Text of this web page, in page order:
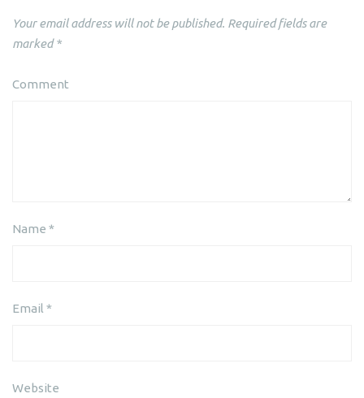
Your email address will not be published. Required fields are
marked*
Comment
Name *
Email *
Website